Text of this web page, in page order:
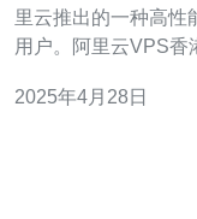
里云推出的一种高性
用户。阿里云VPS香
高性能：阿里云VPS
2025年4月28日